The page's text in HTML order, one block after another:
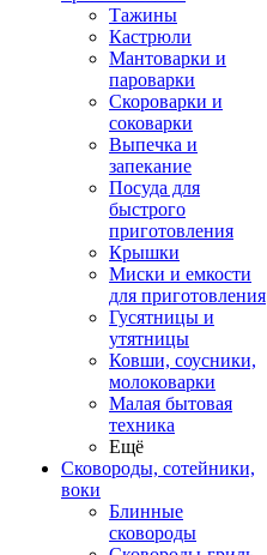
Тажины
Кастрюли
Мантоварки и
пароварки
Скороварки и
соковарки
Выпечка и
запекание
Посуда для
быстрого
приготовления
Крышки
Миски и емкости
для приготовления
Гусятницы и
утятницы
Ковши, соусники,
молоковарки
Малая бытовая
техника
Ещё
Сковороды, сотейники,
воки
Блинные
сковороды